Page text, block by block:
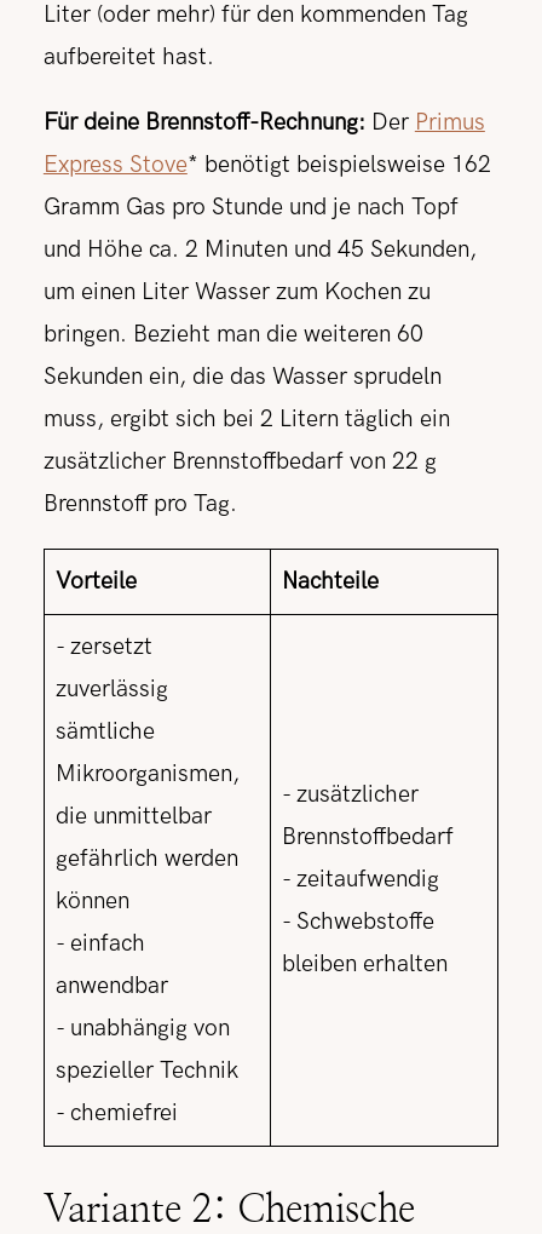
Liter (oder mehr) für den kommenden Tag
aufbereitet hast.
Für deine Brennstoff-Rechnung: Der Primus
Express Stove* benötigt beispielsweise 162
Gramm Gas pro Stunde und je nach Topf
und Höhe ca. 2 Minuten und 45 Sekunden,
um einen Liter Wasser zum Kochen zu
bringen. Bezieht man die weiteren 60
Sekunden ein, die das Wasser sprudeln
muss, ergibt sich bei 2 Litern täglich ein
zusätzlicher Brennstoffbedarf von 22 g
Brennstoff pro Tag.
Vorteile Nachteile
- zersetzt
zuverlässig
sämtliche
Mikroorganismen,
die unmittelbar
gefährlich werden
können
- einfach
anwendbar
- unabhängig von
spezieller Technik
- chemiefrei
- zusätzlicher
Brennstoffbedarf
- zeitaufwendig
- Schwebstoffe
bleiben erhalten
Variante 2: Chemische